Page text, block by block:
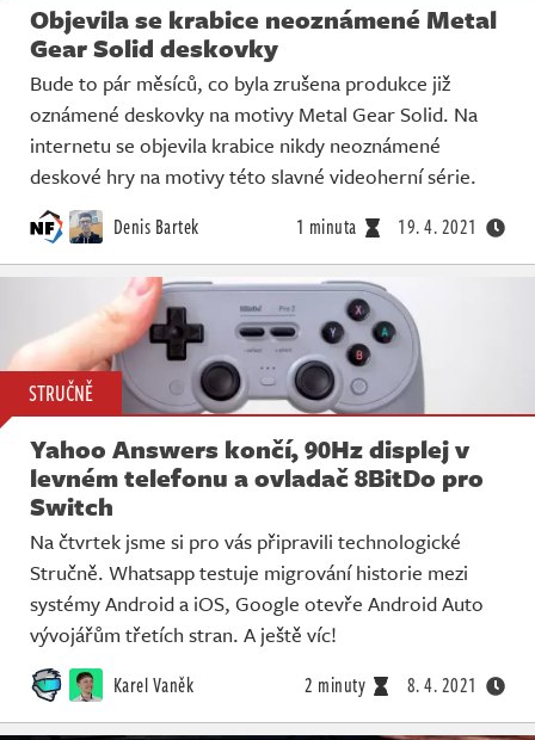
Objevila se krabice neoznámené Metal
Gear Solid deskovky
Bude to pár měsíců, co byla zrušena produkce již
oznámené deskovky na motivy Metal Gear Solid. Na
internetu se objevila krabice nikdy neoznámené
deskové hry na motivy této slavné videoherní série.
Denis Bartek 1 minuta 19. 4. 2021
STRUČNĚ
Yahoo Answers končí, 90Hz displej v
levném telefonu a ovladač 8BitDo pro
Switch
Na čtvrtek jsme si pro vás připravili technologické
Stručně. Whatsapp testuje migrování historie mezi
systémy Android a iOS, Google otevře Android Auto
vývojářům třetích stran. A ještě víc!
Karel Vaněk 2 minuty 8. 4. 2021